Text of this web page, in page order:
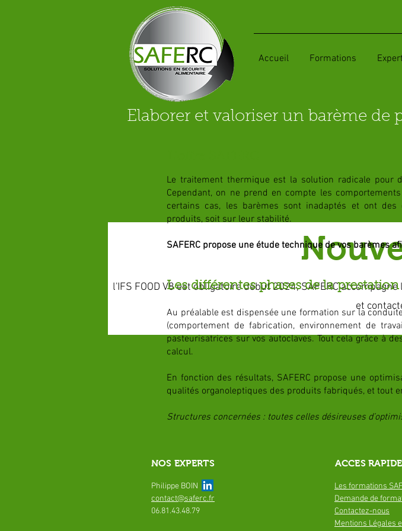
Accueil Formations
l'IFS FOOD V8 est obligatoire début 2024, SAFERC
et
Elaborer et valoriser un barème
Le traitement thermique est la solution radicale pour
Cependant, on ne prend en compte les
certains cas, les barèmes sont inadaptés et ont
produits, soit sur leur stabilité.
SAFERC propose une étude technique de vos barèmes
Les différentes phases de la prestation
Au préalable est dispensée une formation sur la
(comportement de fabrication, environnement de
pasteurisatrices sur vos autoclaves. Tout cela grâce à
calcul.
En fonction des résultats, SAFERC propose une
qualités organoleptiques des produits fabriqués, et tout
Structures concernées : toutes celles désireuses
NOS EXPERTS
Philippe BOIN
contact@saferc.fr
06.81.43.48.79
ACCES RAPIDE
Les formations
Demande de
Contactez-nous
Mentions Légales